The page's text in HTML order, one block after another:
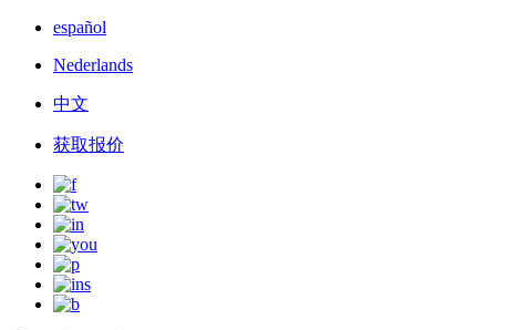
español
Nederlands
中文
获取报价